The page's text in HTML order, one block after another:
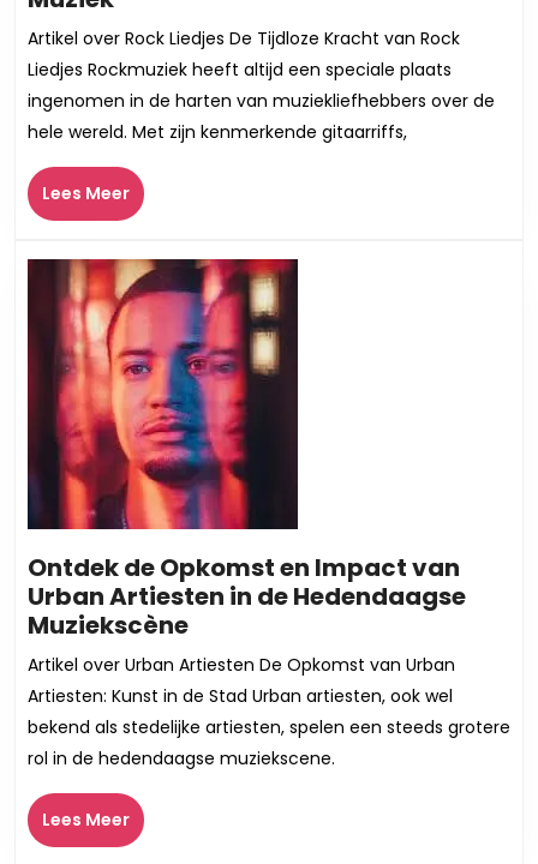
Tijdloze
Kracht
van
Rock
Liedjes:
Een
Ode
aan
de
Rauwe
Emotie
van
Muziek
Artikel over Rock Liedjes De Tijdloze Kracht van Rock
Liedjes Rockmuziek heeft altijd een speciale plaats
ingenomen in de harten van muziekliefhebbers over de
hele wereld. Met zijn kenmerkende gitaarriffs,
Lees MeerLees
Meer
Ontdek de Opkomst en Impact van
Urban Artiesten in de Hedendaagse
MuziekscèneOntdek
de
Opkomst
en
Impact
van
Artikel over Urban Artiesten De Opkomst van Urban
Artiesten: Kunst in de Stad Urban artiesten, ook wel
bekend als stedelijke artiesten, spelen een steeds grotere
rol in de hedendaagse muziekscene.
Lees MeerLees
Meer